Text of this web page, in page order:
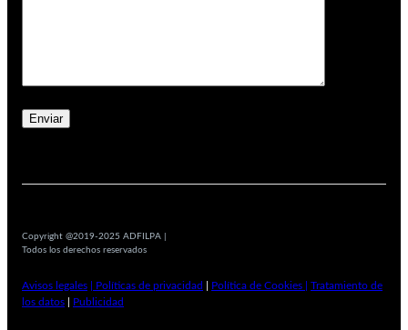
Copyright @2019-2025 ADFILPA |
Todos los derechos reservados
Avisos legales | Políticas de privacidad Política de Cookies |
Tratamiento de
los datos
Publicidad